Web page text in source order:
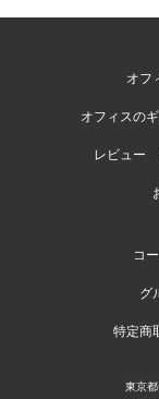
オフ
オフィスの
レビュー
コ
グ
特定商
東京